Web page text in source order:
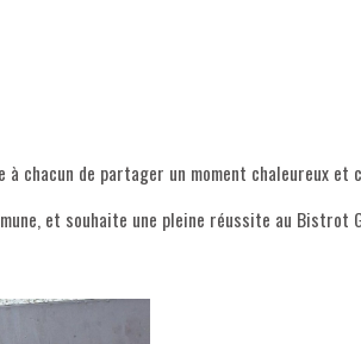
chacun de partager un moment chaleureux et
et souhaite une pleine réussite au Bistrot